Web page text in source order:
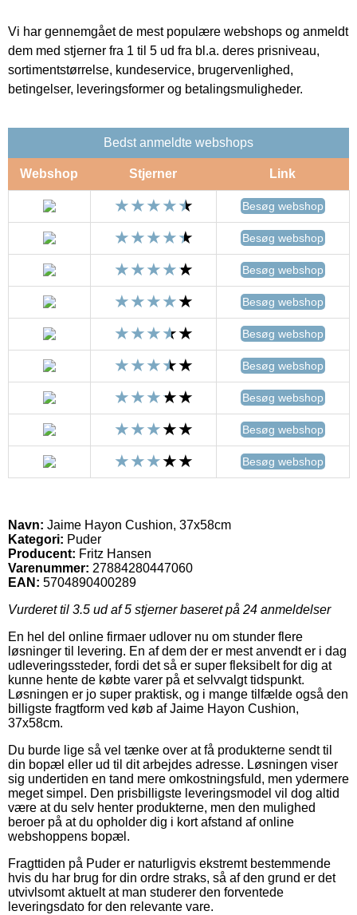
Vi har gennemgået de mest populære webshops og anmeldt
dem med stjerner fra 1 til 5 ud fra bl.a. deres prisniveau,
sortimentstørrelse, kundeservice, brugervenlighed,
betingelser, leveringsformer og betalingsmuligheder.
Bedst anmeldte webshops
Webshop Stjerner Link
Besøg webshop
Besøg webshop
Besøg webshop
Besøg webshop
Besøg webshop
Besøg webshop
Besøg webshop
Besøg webshop
Besøg webshop
Navn: Jaime Hayon Cushion, 37x58cm
Kategori: Puder
Producent: Fritz Hansen
Varenummer: 27884280447060
EAN: 5704890400289
Vurderet til 3.5 ud af 5 stjerner baseret på 24 anmeldelser
En hel del online firmaer udlover nu om stunder flere
løsninger til levering. En af dem der er mest anvendt er i dag
udleveringssteder, fordi det så er super fleksibelt for dig at
kunne hente de købte varer på et selvvalgt tidspunkt.
Løsningen er jo super praktisk, og i mange tilfælde også den
billigste fragtform ved køb af Jaime Hayon Cushion,
37x58cm.
Du burde lige så vel tænke over at få produkterne sendt til
din bopæl eller ud til dit arbejdes adresse. Løsningen viser
sig undertiden en tand mere omkostningsfuld, men ydermere
meget simpel. Den prisbilligste leveringsmodel vil dog altid
være at du selv henter produkterne, men den mulighed
beroer på at du opholder dig i kort afstand af online
webshoppens bopæl.
Fragttiden på Puder er naturligvis ekstremt bestemmende
hvis du har brug for din ordre straks, så af den grund er det
utvivlsomt aktuelt at man studerer den forventede
leveringsdato for den relevante vare.